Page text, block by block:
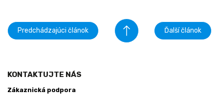
Predchádzajúci článok Ďalší článok
KONTAKTUJTE NÁS
Zákaznická podpora